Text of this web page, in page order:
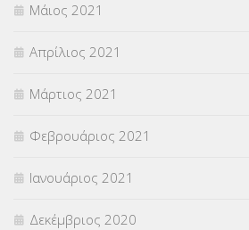
Μάιος 2021
Απρίλιος 2021
Μάρτιος 2021
Φεβρουάριος 2021
Ιανουάριος 2021
Δεκέμβριος 2020